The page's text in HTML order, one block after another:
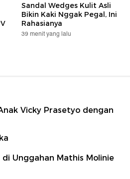
Sandal Wedges Kulit Asli
Bikin Kaki Nggak Pegal, Ini
Rahasianya
39 menit yang lalu
Vicky Prasetyo dengan
Unggahan Mathis Molinie